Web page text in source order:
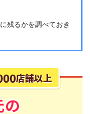
残るかを調べておき